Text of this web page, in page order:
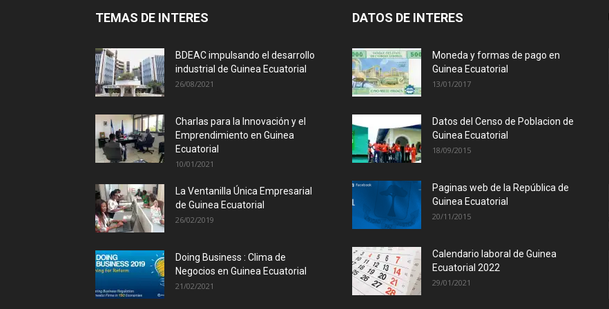
TEMAS DE INTERES
BDEAC impulsando el desarrollo
industrial de Guinea Ecuatorial
26/08/2021
Charlas para la Innovación y el
Emprendimiento en Guinea
Ecuatorial
10/01/2021
La Ventanilla Única Empresarial
de Guinea Ecuatorial
26/02/2019
Doing Business : Clima de
Negocios en Guinea Ecuatorial
21/02/2021
DATOS DE INTERES
Moneda y formas de pago en
Guinea Ecuatorial
13/01/2017
Datos del Censo de Poblacion de
Guinea Ecuatorial
18/09/2015
Paginas web de la República de
Guinea Ecuatorial
20/11/2015
Calendario laboral de Guinea
Ecuatorial 2022
29/01/2021